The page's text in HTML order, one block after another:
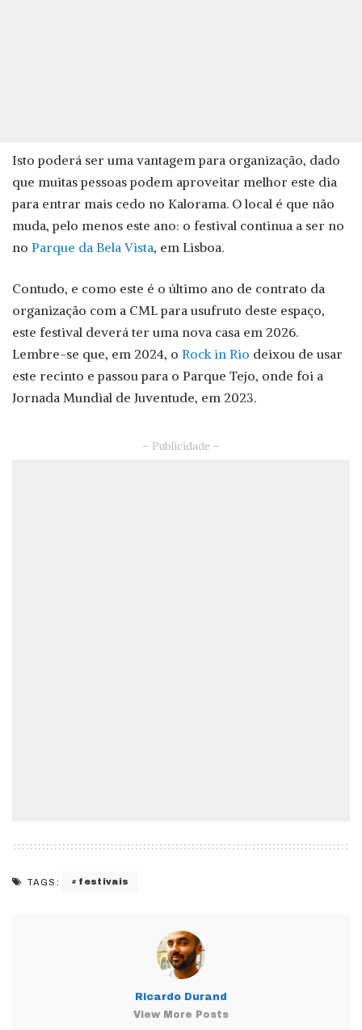
Isto poderá ser uma vantagem para organização, dado
que muitas pessoas podem aproveitar melhor este dia
para entrar mais cedo no Kalorama. O local é que não
muda, pelo menos este ano: o festival continua a ser no
no Parque da Bela Vista, em Lisboa.
Contudo, e como este é o último ano de contrato da
organização com a CML para usufruto deste espaço,
este festival deverá ter uma nova casa em 2026.
Lembre-se que, em 2024, o Rock in Rio deixou de usar
este recinto e passou para o Parque Tejo, onde foi a
Jornada Mundial de Juventude, em 2023.
– Publicidade –
TAGS: festivais
Ricardo Durand
View More Posts